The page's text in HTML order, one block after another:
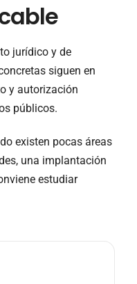
jurídico y de
siguen en
y autorización
públicos.
existen pocas áreas
una implantación
estudiar